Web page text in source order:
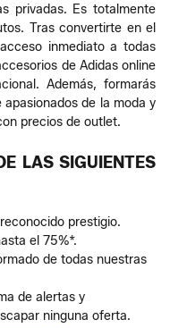
privadas. Es totalmente
​Tras convertirte en el
inmediato a todas
de Adidas online
Además, formarás
de la moda y
precios de outlet.​
LAS SIGUIENTES
prestigio.
el 75%*.
de todas nuestras
de alertas y
ninguna oferta.